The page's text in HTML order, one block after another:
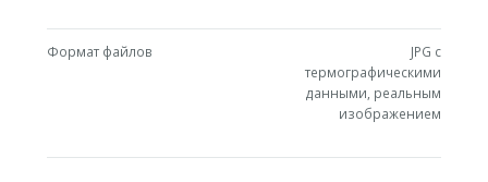
Формат файлов
JPG с
термографическими
данными, реальным
изображением